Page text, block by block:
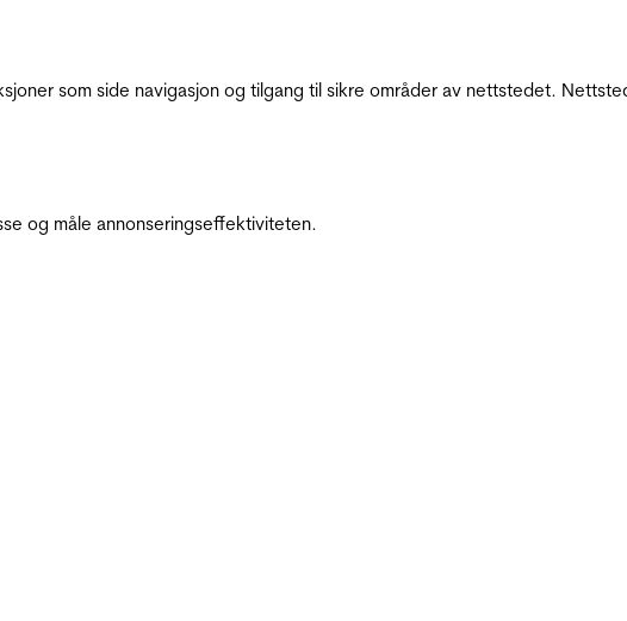
som side navigasjon og tilgang til sikre områder av nettstedet.
og måle annonseringseffektiviteten.